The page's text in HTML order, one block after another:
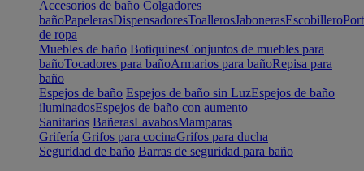
Accesorios de baño Colgadores
bañoPapelerasDispensadoresToallerosJabonerasEscobillero
de ropa
Muebles de baño BotiquinesConjuntos de muebles para
bañoTocadores para bañoArmarios para bañoRepisa para
baño
Espejos de baño Espejos de baño sin LuzEspejos de baño
iluminadosEspejos de baño con aumento
Sanitarios BañerasLavabosMamparas
Grifería Grifos para cocinaGrifos para ducha
Seguridad de baño Barras de seguridad para baño